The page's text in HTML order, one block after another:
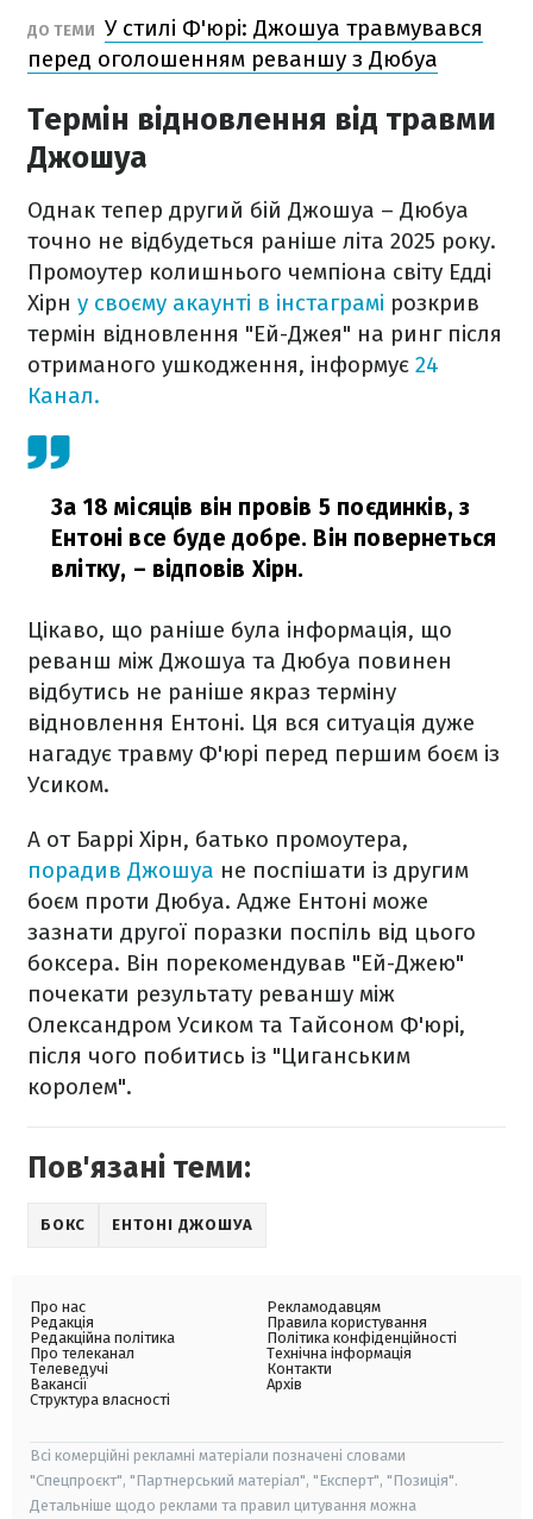
ДО ТЕМИ У стилі Ф'юрі: Джошуа травмувався
перед оголошенням реваншу з Дюбуа
Термін відновлення від травми
Джошуа
Однак тепер другий бій Джошуа – Дюбуа
точно не відбудеться раніше літа 2025 року.
Промоутер колишнього чемпіона світу Едді
Хірн у своєму акаунті в інстаграмі розкрив
термін відновлення "Ей-Джея" на ринг після
отриманого ушкодження, інформує 24
Канал.
За 18 місяців він провів 5 поєдинків, з
Ентоні все буде добре. Він повернеться
влітку, – відповів Хірн.
Цікаво, що раніше була інформація, що
реванш між Джошуа та Дюбуа повинен
відбутись не раніше якраз терміну
відновлення Ентоні. Ця вся ситуація дуже
нагадує травму Ф'юрі перед першим боєм із
Усиком.
А от Баррі Хірн, батько промоутера,
порадив Джошуа не поспішати із другим
боєм проти Дюбуа. Адже Ентоні може
зазнати другої поразки поспіль від цього
боксера. Він порекомендував "Ей-Джею"
почекати результату реваншу між
Олександром Усиком та Тайсоном Ф'юрі,
після чого побитись із "Циганським
королем".
Пов'язані теми:
БОКС ЕНТОНІ ДЖОШУА
Про нас
Редакція
Редакційна політика
Про телеканал
Телеведучі
Вакансії
Структура власності
Рекламодавцям
Правила користування
Політика конфіденційності
Технічна інформація
Контакти
Архів
Всі комерційні рекламні матеріали позначені словами
"Спецпроєкт", "Партнерський матеріал", "Експерт", "Позиція".
Детальніше щодо реклами та правил цитування можна